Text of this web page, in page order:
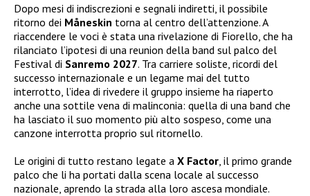
Dopo mesi di indiscrezioni e segnali indiretti, il possibile
ritorno dei Måneskin torna al centro dell’attenzione. A
riaccendere le voci è stata una rivelazione di Fiorello, che ha
rilanciato l’ipotesi di una reunion della band sul palco del
Festival di Sanremo 2027. Tra carriere soliste, ricordi del
successo internazionale e un legame mai del tutto
interrotto, l’idea di rivedere il gruppo insieme ha riaperto
anche una sottile vena di malinconia: quella di una band che
ha lasciato il suo momento più alto sospeso, come una
canzone interrotta proprio sul ritornello.
Le origini di tutto restano legate a X Factor , il primo grande
palco che li ha portati dalla scena locale al successo
nazionale, aprendo la strada alla loro ascesa mondiale.